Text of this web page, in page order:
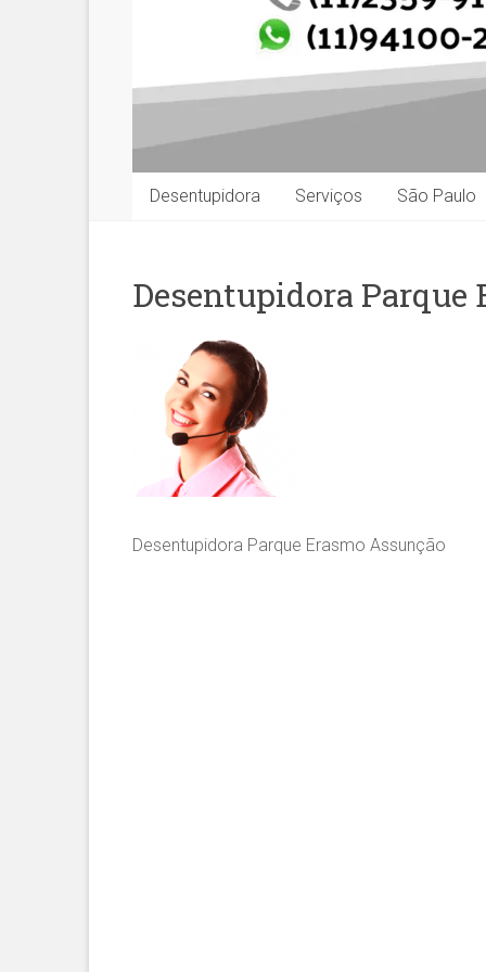
Desentupidora Serviços São Paulo
Desentupidora Parque
Desentupidora Parque Erasmo Assunção